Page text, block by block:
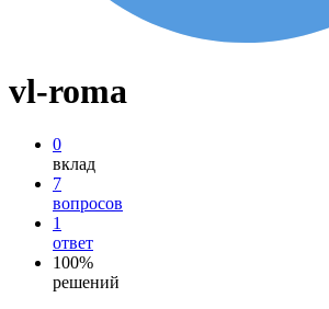
vl-roma
0
вклад
7
вопросов
1
ответ
100%
решений